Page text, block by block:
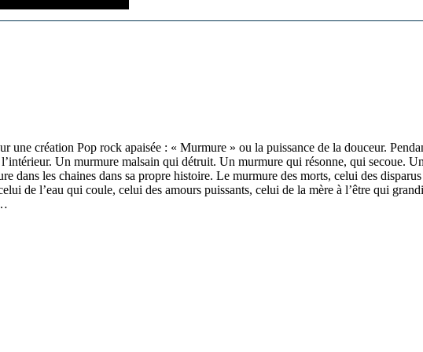
une création Pop rock apaisée : « Murmure » ou la puissance de la douceur.
Un murmure malsain qui détruit. Un murmure qui résonne, qui secoue.
dans les chaines dans sa propre histoire. Le murmure des morts, celui des
de l’eau qui coule, celui des amours puissants, celui de la mère à l’être qui